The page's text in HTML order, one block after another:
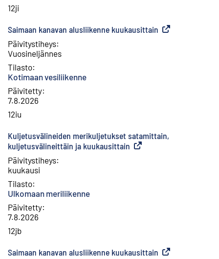
12ji
Saimaan kanavan alusliikenne kuukausittain Ulkoinen linkki
Päivitystiheys:
Vuosineljännes
Tilasto:
Kotimaan vesiliikenne
Päivitetty:
7.8.2026
12iu
Kuljetusvälineiden merikuljetukset satamittain,
kuljetusvälineittäin ja kuukausittain Ulkoinen linkki
Päivitystiheys:
kuukausi
Tilasto:
Ulkomaan meriliikenne
Päivitetty:
7.8.2026
12jb
Saimaan kanavan alusliikenne kuukausittain Ulkoinen linkki